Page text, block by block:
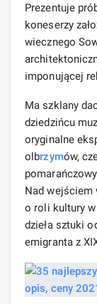
Prezentuje
koneserzy
wiecznego
imponującej
Ma szklany
dziedzińcu
oryginalne
olbrzymów,
Nad wejściem
o roli kultury w
dzieła sztuki
emigranta z